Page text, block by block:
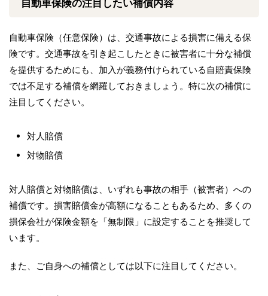
自動車保険の注目したい補償内容
自動車保険（任意保険）は、交通事故による損害に備える保
険です。交通事故を引き起こしたときに被害者に十分な補償
を提供するためにも、加入が義務付けられている自賠責保険
では不足する補償を網羅しておきましょう。特に次の補償に
注目してください。
対人賠償
対物賠償
対人賠償と対物賠償は、いずれも事故の相手（被害者）への
補償です。損害賠償金が高額になることもあるため、多くの
損保会社が保険金額を「無制限」に設定することを推奨して
います。
また、ご自身への補償としては以下に注目してください。